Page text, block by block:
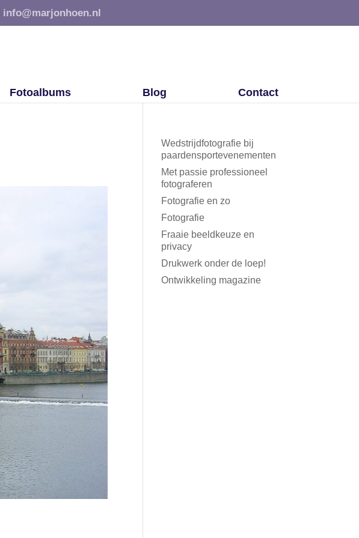
info@marjonhoen.nl
Fotoalbums Blog Contact
Wedstrijdfotografie bij
paardensportevenementen
Met passie professioneel
fotograferen
Fotografie en zo
Fotografie
Fraaie beeldkeuze en
privacy
Drukwerk onder de loep!
Ontwikkeling magazine